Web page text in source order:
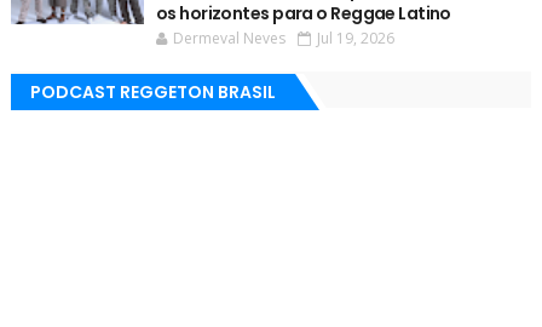
os horizontes para o Reggae Latino
Dermeval Neves Jul 19, 2026
PODCAST REGGETON BRASIL